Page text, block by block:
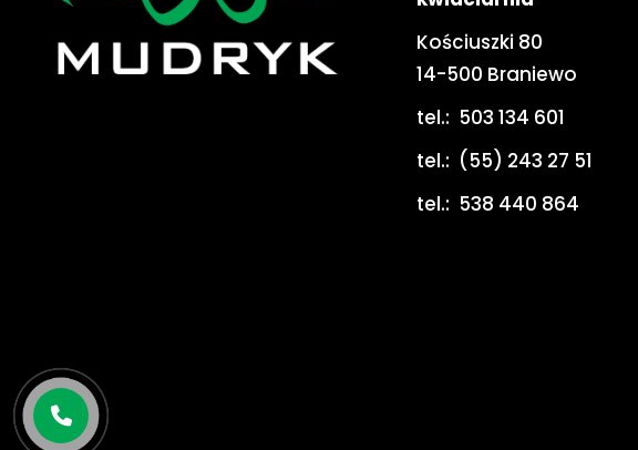
Kościuszki 80
14-500 Braniewo
tel.: 503 134 601
tel.: (55) 243 27 51
tel.: 538 440 864